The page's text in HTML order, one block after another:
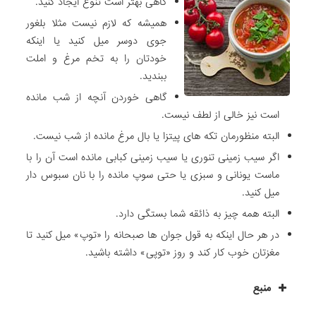
همیشه که لازم نیست مثلا بلغور
جوی دوسر میل کنید یا اینکه
خودتان را به تخم مرغ و املت
ببندید.
گاهی خوردن آنچه از شب مانده
است نیز خالی از لطف نیست.
البته منظورمان تکه های پیتزا یا بال مرغ مانده از شب نیست.
اگر سیب زمینی تنوری یا سیب زمینی کبابی مانده است آن را با
ماست یونانی و سبزی یا حتی سوپ مانده را با نان سبوس دار
میل کنید.
البته همه چیز به ذائقه شما بستگی دارد.
در هر حال اینکه به قول جوان ها صبحانه را «توپ» میل کنید تا
مغزتان خوب کار کند و روز «توپی» داشته باشید.
منبع